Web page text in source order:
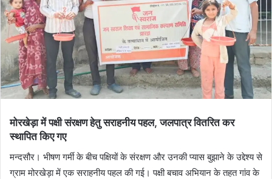
मोरखेड़ा में पक्षी संरक्षण हेतु सराहनीय पहल, जलपात्र वितरित कर
स्थापित किए गए
मन्दसौर। भीषण गर्मी के बीच पक्षियों के संरक्षण और उनकी प्यास बुझाने के उद्देश्य से
ग्राम मोरखेड़ा में एक सराहनीय पहल की गई। पक्षी बचाव अभियान के तहत गांव के